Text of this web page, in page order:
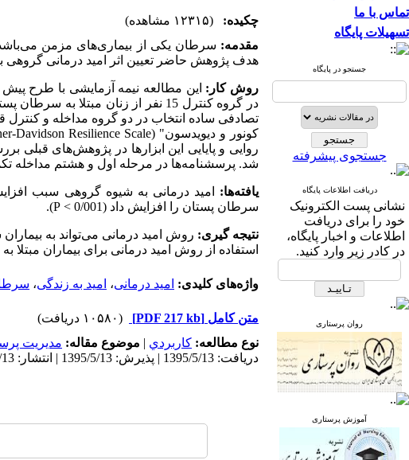
تماس با ما
تسهیلات پایگاه
جستجو در پایگاه
جستجوی پیشرفته
دریافت اطلاعات پایگاه
نشانی پست الکترونیک
خود را برای دریافت
اطلاعات و اخبار پایگاه،
در کادر زیر وارد کنید.
روان پرستاری
آموزش پرستاری
چکیده:
(۱۲۳۱۵ مشاهده)
مقدمه: سرطان یکی از بیماری‌های مزمن
هدف پژوهش حاضر تعیین اثر امید درمانی گروهی
روش کار:
تصادفی ساده انتخاب در دو گروه مداخله و
کونور و دیویدسون" (Davidson Resilience Scale
شد. پرسشنامه‌ها در مرحله اول و هشتم مداخله تکمیل
یافته‌ها: امید درمانی به شیوه گروهی سبب افزایش
سرطان پستان را افزایش داد (0/001 >
P
).
نتیجه گیری: روش امید درمانی می‌تواند به
استفاده از روش امید درمانی برای بیماران
واژه‌های کلیدی: امید درمانی، امید به زندگی،
متن کامل [PDF 217 kb]
(۱۰۵۸۰ دریافت)
نوع مطالعه: كاربردي | موضوع مقاله: مدیریت
دریافت: 1395/5/13 | پذیرش: 1395/5/13 | انتشار: 1395/5/13